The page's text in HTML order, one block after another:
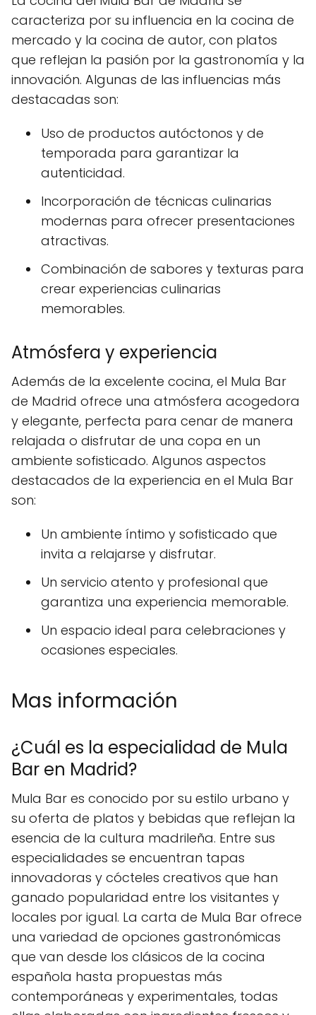
caracteriza por su influencia en la cocina de
mercado y la cocina de autor, con platos
que reflejan la pasión por la gastronomía y la
innovación. Algunas de las influencias más
destacadas son:
Uso de productos autóctonos y de
temporada para garantizar la
autenticidad.
Incorporación de técnicas culinarias
modernas para ofrecer presentaciones
atractivas.
Combinación de sabores y texturas para
crear experiencias culinarias
memorables.
Atmósfera y experiencia
Además de la excelente cocina, el Mula Bar
de Madrid ofrece una atmósfera acogedora
y elegante, perfecta para cenar de manera
relajada o disfrutar de una copa en un
ambiente sofisticado. Algunos aspectos
destacados de la experiencia en el Mula Bar
son:
Un ambiente íntimo y sofisticado que
invita a relajarse y disfrutar.
Un servicio atento y profesional que
garantiza una experiencia memorable.
Un espacio ideal para celebraciones y
ocasiones especiales.
Mas información
¿Cuál es la especialidad de Mula
Bar en Madrid?
Mula Bar es conocido por su estilo urbano y
su oferta de platos y bebidas que reflejan la
esencia de la cultura madrileña. Entre sus
especialidades se encuentran tapas
innovadoras y cócteles creativos que han
ganado popularidad entre los visitantes y
locales por igual. La carta de Mula Bar ofrece
una variedad de opciones gastronómicas
que van desde los clásicos de la cocina
española hasta propuestas más
contemporáneas y experimentales, todas